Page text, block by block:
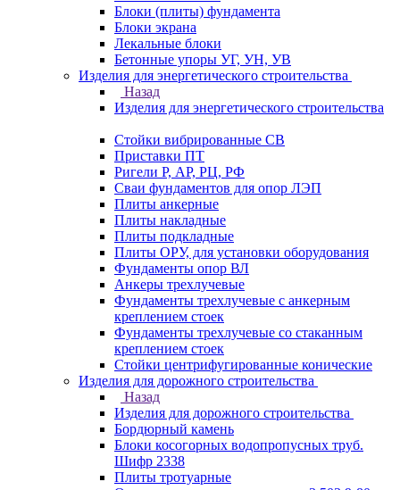
Блоки (плиты) фундамента
Блоки экрана
Лекальные блоки
Бетонные упоры УГ, УН, УВ
Изделия для энергетического строительства
Назад
Изделия для энергетического строительства
Стойки вибрированные СВ
Приставки ПТ
Ригели Р, АР, РЦ, РФ
Сваи фундаментов для опор ЛЭП
Плиты анкерные
Плиты накладные
Плиты подкладные
Плиты ОРУ, для установки оборудования
Фундаменты опор ВЛ
Анкеры трехлучевые
Фундаменты трехлучевые с анкерным
креплением стоек
Фундаменты трехлучевые со стаканным
креплением стоек
Стойки центрифугированные конические
Изделия для дорожного строительства
Назад
Изделия для дорожного строительства
Бордюрный камень
Блоки косогорных водопропусных труб.
Шифр 2338
Плиты тротуарные